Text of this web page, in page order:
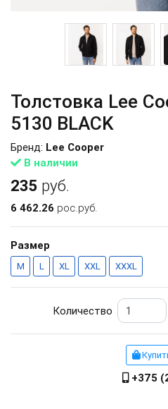
Толстовка Lee
5130 BLACK
В наличии
Бренд: Lee Cooper
235 руб.
6 462.26 рос.руб.
Размер
M L XL XXL XXXL
Количество
+375